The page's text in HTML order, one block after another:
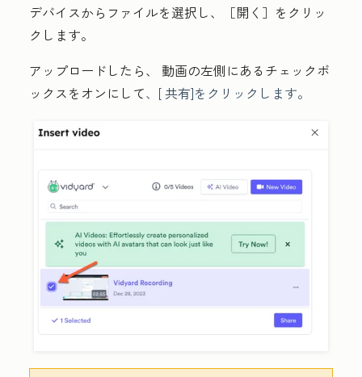
デバイスからファイルを選択し、
［開く］ をクリッ
クします。
アップロードしたら、 動画の左側にあるチェックボ
ックスをオンにして、[共有]をクリックします。